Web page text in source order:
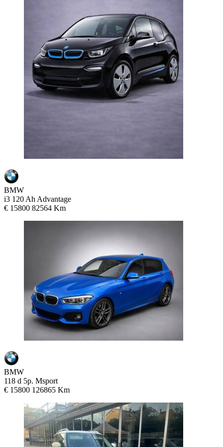
BMW
i3 120 Ah Advantage
€ 15800 82564 Km
BMW
118 d 5p. Msport
€ 15800 126865 Km